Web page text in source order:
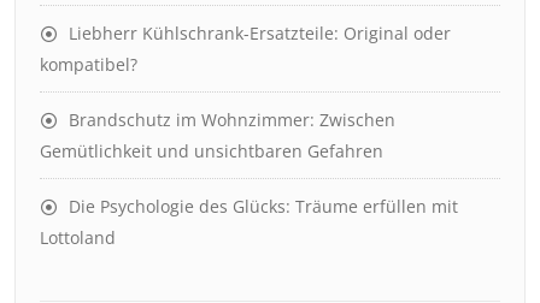
Liebherr Kühlschrank-Ersatzteile: Original oder
kompatibel?
Brandschutz im Wohnzimmer: Zwischen
Gemütlichkeit und unsichtbaren Gefahren
Die Psychologie des Glücks: Träume erfüllen mit
Lottoland